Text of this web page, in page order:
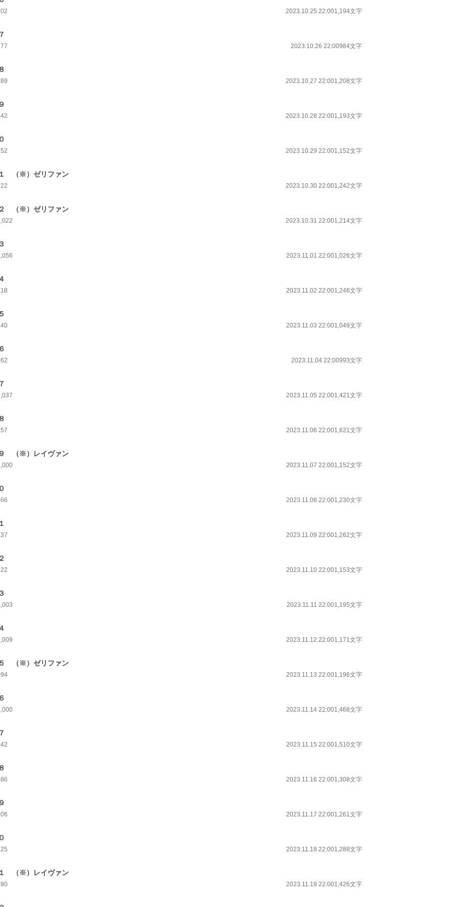
2023.10.25 22:001,194文字
2023.10.26 22:00984文字
2023.10.27 22:001,208文字
2023.10.28 22:001,193文字
2023.10.29 22:001,152文字
（※）ゼリファン
2023.10.30 22:001,242文字
（※）ゼリファン
2023.10.31 22:001,214文字
2023.11.01 22:001,026文字
2023.11.02 22:001,246文字
2023.11.03 22:001,049文字
2023.11.04 22:00993文字
2023.11.05 22:001,421文字
2023.11.06 22:001,621文字
（※）レイヴァン
2023.11.07 22:001,152文字
2023.11.08 22:001,230文字
2023.11.09 22:001,262文字
2023.11.10 22:001,153文字
2023.11.11 22:001,195文字
2023.11.12 22:001,171文字
（※）ゼリファン
2023.11.13 22:001,196文字
2023.11.14 22:001,468文字
2023.11.15 22:001,510文字
2023.11.16 22:001,308文字
2023.11.17 22:001,261文字
2023.11.18 22:001,288文字
（※）レイヴァン
2023.11.19 22:001,426文字